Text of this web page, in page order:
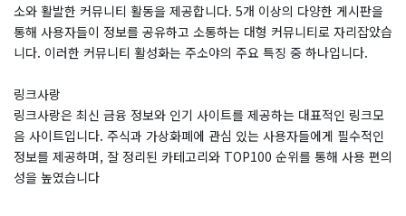
소와 활발한 커뮤니티 활동을 제공합니다. 5개 이상의 다양한 게시판을
통해 사용자들이 정보를 공유하고 소통하는 대형 커뮤니티로 자리잡았습
니다. 이러한 커뮤니티 활성화는 주소야의 주요 특징 중 하나입니다.
링크사랑
링크사랑은 최신 금융 정보와 인기 사이트를 제공하는 대표적인 링크모
음 사이트입니다. 주식과 가상화폐에 관심 있는 사용자들에게 필수적인
정보를 제공하며, 잘 정리된 카테고리와 TOP100 순위를 통해 사용 편의
성을 높였습니다